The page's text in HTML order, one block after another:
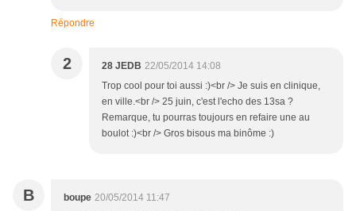
Répondre
2 28 JEDB 22/05/2014 14:08
Trop cool pour toi aussi :)<br /> Je suis en clinique,
en ville.<br /> 25 juin, c'est l'echo des 13sa ?
Remarque, tu pourras toujours en refaire une au
boulot :)<br /> Gros bisous ma binôme :)
B boupe 20/05/2014 11:47